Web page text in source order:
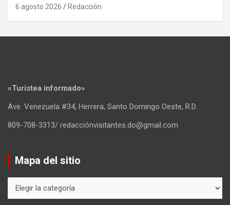
6 agosto 2026 Redacción
«Turistea informado»
Ave. Venezuela #34, Herrera, Santo Domingo Oeste, R.D.
809-708-3313/ redacciónvisitantes.do@gmail.com
Mapa del sitio
del